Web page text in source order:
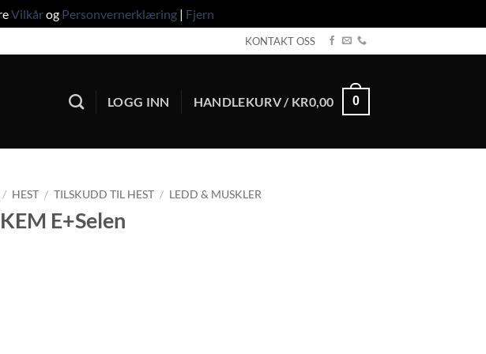
Vilkårog Personvernerklæring | Fjern
KONTAKT OSS
LOGG INN HANDLEKURV / KR0,00 0
/ HEST / TILSKUDD TIL HEST / LEDD & MUSKLER
E+Selen